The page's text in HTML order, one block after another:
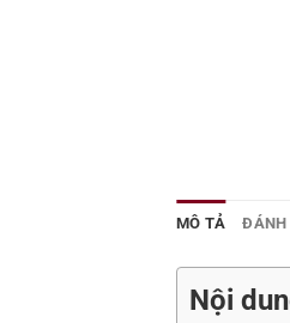
MÔ TẢ ĐÁNH
Nội